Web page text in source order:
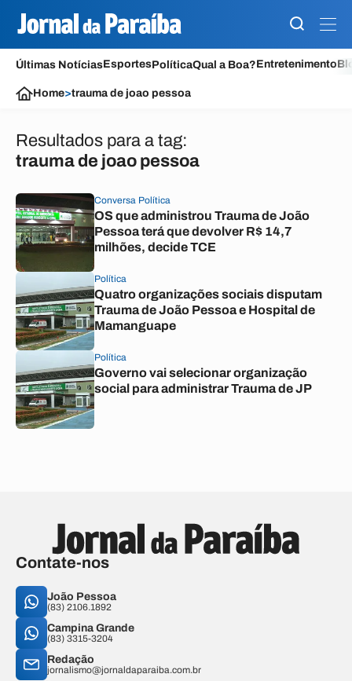
Últimas NotíciasEsportesPolíticaQual a Boa?Entretenimento
Home>trauma de joao pessoa
Resultados para a tag:
trauma de joao pessoa
Conversa Política
OS que administrou Trauma de João
Pessoa terá que devolver R$ 14,7
milhões, decide TCE
Política
Quatro organizações sociais disputam
Trauma de João Pessoa e Hospital de
Mamanguape
Política
Governo vai selecionar organização
social para administrar Trauma de JP
Contate-nos
João Pessoa
(83) 2106.1892
Campina Grande
(83) 3315-3204
Redação
jornalismo@jornaldaparaiba.com.br